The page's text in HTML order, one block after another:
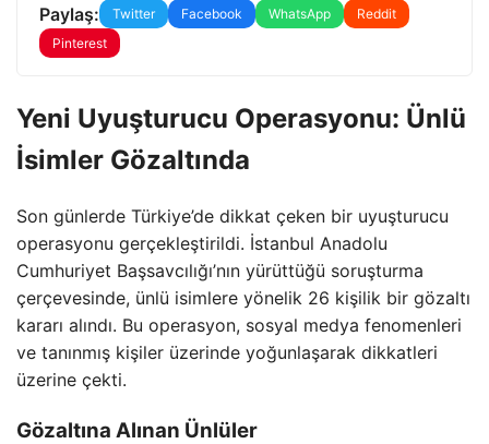
Paylaş: Twitter Facebook WhatsApp
Reddit
Pinterest
Yeni Uyuşturucu Operasyonu: Ünlü
İsimler Gözaltında
Son günlerde Türkiye’de dikkat çeken bir uyuşturucu
operasyonu gerçekleştirildi. İstanbul Anadolu
Cumhuriyet Başsavcılığı’nın yürüttüğü soruşturma
çerçevesinde, ünlü isimlere yönelik 26 kişilik bir gözaltı
kararı alındı. Bu operasyon, sosyal medya fenomenleri
ve tanınmış kişiler üzerinde yoğunlaşarak dikkatleri
üzerine çekti.
Gözaltına Alınan Ünlüler